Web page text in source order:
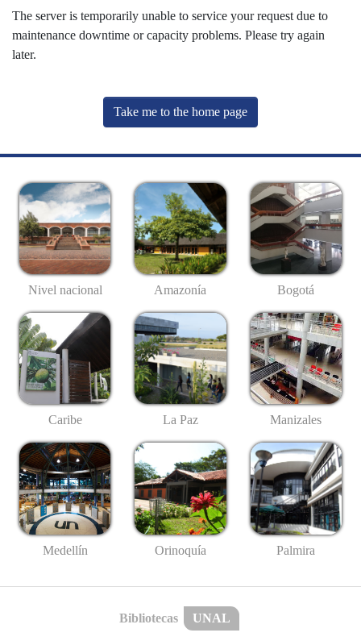
The server is temporarily unable to service your request due to
maintenance downtime or capacity problems. Please try again
later.
Take me to the home page
Nivel nacional Amazonía Bogotá
Caribe La Paz Manizales
Medellín Orinoquía Palmira
Bibliotecas UNAL